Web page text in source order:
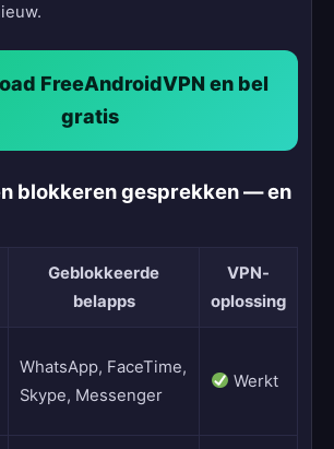
FreeAndroidVPN en bel
gratis
blokkeren gesprekken — en
Geblokkeerde
belapps
VPN-
oplossing
WhatsApp, FaceTime,
Skype, Messenger
Werkt